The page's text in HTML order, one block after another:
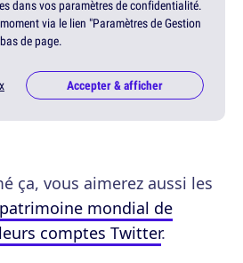
dans vos paramètres de confidentialité.
via le lien "Paramètres de Gestion
de page.
Accepter & afficher
ça, vous aimerez aussi les
mondial de
comptes Twitter.